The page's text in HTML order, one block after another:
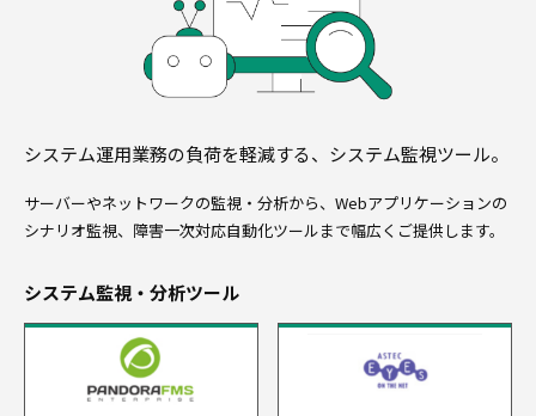
システム運用業務の負荷を軽減する、システム監視ツール。
サーバーやネットワークの監視・分析から、Webアプリケーションの
シナリオ監視、障害一次対応自動化ツールまで幅広くご提供します。
システム監視・分析ツール